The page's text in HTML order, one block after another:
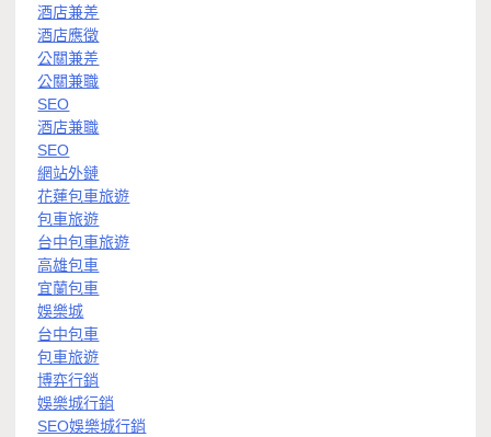
酒店兼差
酒店應徵
公關兼差
公關兼職
SEO
酒店兼職
SEO
網站外鏈
花蓮包車旅遊
包車旅遊
台中包車旅遊
高雄包車
宜蘭包車
娛樂城
台中包車
包車旅遊
博弈行銷
娛樂城行銷
SEO娛樂城行銷